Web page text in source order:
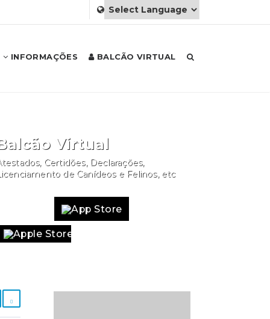
INFORMAÇÕES BALCÃO VIRTUAL
Balcão Virtual
Certidões, Declarações,
de Canídeos e Felinos, etc